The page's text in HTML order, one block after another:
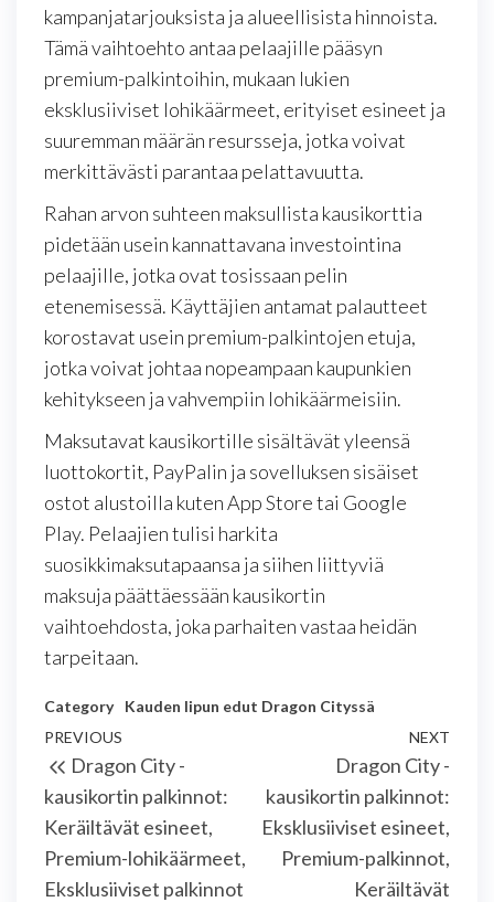
kampanjatarjouksista ja alueellisista hinnoista.
Tämä vaihtoehto antaa pelaajille pääsyn
premium-palkintoihin, mukaan lukien
eksklusiiviset lohikäärmeet, erityiset esineet ja
suuremman määrän resursseja, jotka voivat
merkittävästi parantaa pelattavuutta.
Rahan arvon suhteen maksullista kausikorttia
pidetään usein kannattavana investointina
pelaajille, jotka ovat tosissaan pelin
etenemisessä. Käyttäjien antamat palautteet
korostavat usein premium-palkintojen etuja,
jotka voivat johtaa nopeampaan kaupunkien
kehitykseen ja vahvempiin lohikäärmeisiin.
Maksutavat kausikortille sisältävät yleensä
luottokortit, PayPalin ja sovelluksen sisäiset
ostot alustoilla kuten App Store tai Google
Play. Pelaajien tulisi harkita
suosikkimaksutapaansa ja siihen liittyviä
maksuja päättäessään kausikortin
vaihtoehdosta, joka parhaiten vastaa heidän
tarpeitaan.
Category Kauden lipun edut Dragon Cityssä
Post
navigation
Previous
Post
PREVIOUS
Dragon City -
kausikortin palkinnot:
Keräiltävät esineet,
Premium-lohikäärmeet,
Eksklusiiviset palkinnot
NEXT
Dragon City -
kausikortin palkinnot:
Eksklusiiviset esineet,
Premium-palkinnot,
Keräiltävät